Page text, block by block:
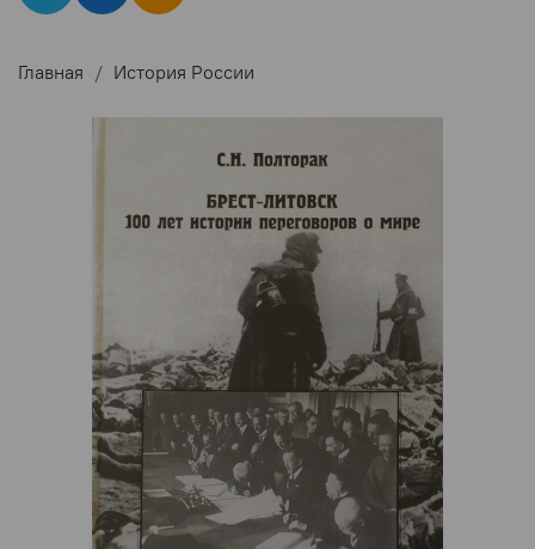
Главная История России